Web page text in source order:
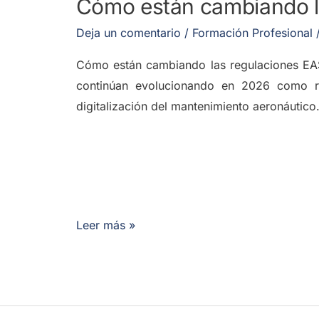
Cómo están cambiando
Deja un comentario / Formación Profesional
Cómo están cambiando las regulaciones
continúan evolucionando en 2026
digitalización del mantenimiento
Leer más »